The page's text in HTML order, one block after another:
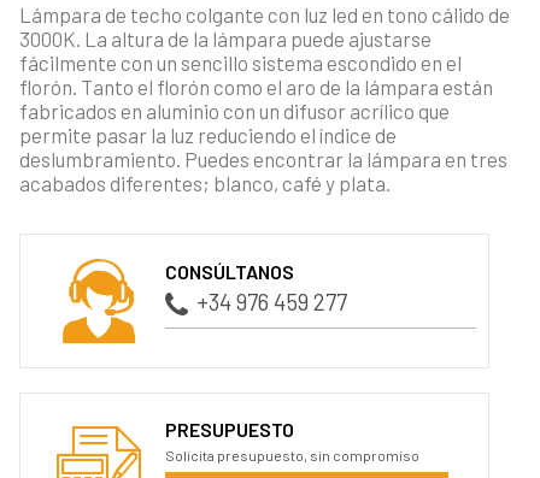
Lámpara de techo colgante con luz led en tono cálido de
3000K. La altura de la lámpara puede ajustarse
fácilmente con un sencillo sistema escondido en el
florón. Tanto el florón como el aro de la lámpara están
fabricados en aluminio con un difusor acrílico que
permite pasar la luz reduciendo el índice de
deslumbramiento. Puedes encontrar la lámpara en tres
acabados diferentes; blanco, café y plata.
CONSÚLTANOS
+34 976 459 277
PRESUPUESTO
Solicita presupuesto, sin compromiso